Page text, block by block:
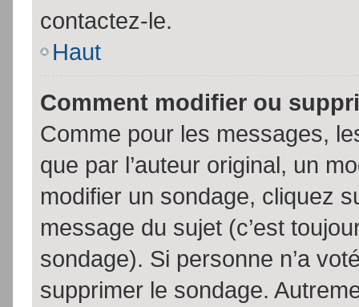
contactez-le.
Haut
Comment modifier ou
Comme pour les messages,
que par l’auteur original, un
modifier un sondage, cliquez
message du sujet (c’est
sondage). Si personne n’a
supprimer le sondage.